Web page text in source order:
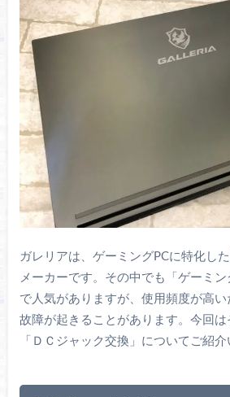
ガレリアは、ゲーミングPCに特化し
メーカーです。その中でも「ゲーミ
で人気がありますが、使用頻度が高
故障が起きることがあります。今回
「ＤＣジャック交換」についてご紹介